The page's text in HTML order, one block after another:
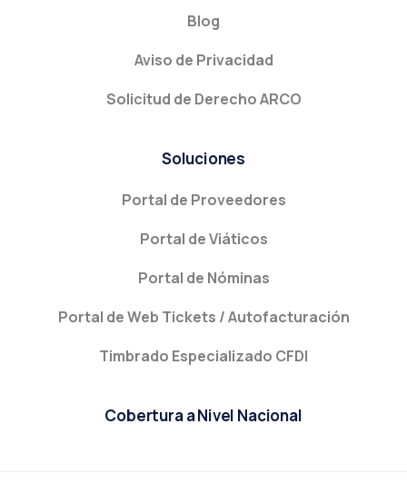
Blog
Aviso de Privacidad
Solicitud de Derecho ARCO
Soluciones
Portal de Proveedores
Portal de Viáticos
Portal de Nóminas
Portal de Web Tickets / Autofacturación
Timbrado Especializado CFDI
Cobertura a Nivel Nacional